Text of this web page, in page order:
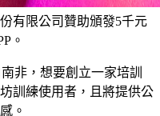
有限公司贊助頒發5千元
。
非，想要創立一家培訓
訓練使用者，且將提供公
。